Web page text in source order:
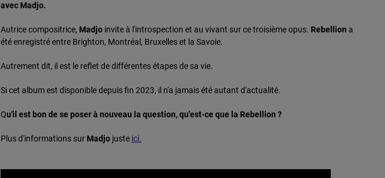
avec Madjo.
Autrice compositrice, Madjo invite à l'introspection et au vivant sur ce troisième opus. Rebellion a
été enregistré entre Brighton, Montréal, Bruxelles et la Savoie.
Autrement dit, il est le reflet de différentes étapes de sa vie.
Si cet album est disponible depuis fin 2023, il n'a jamais été autant d'actualité.
Qu'il est bon de se poser à nouveau la question, qu'est-ce que la Rebellion ?
Plus d'informations sur Madjo juste ici.